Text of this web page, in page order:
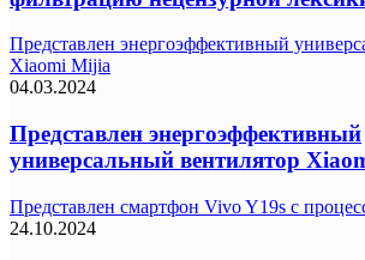
Представлен энергоэффективный
Xiaomi Mijia
04.03.2024
Представлен энергоэффективный
универсальный вентилятор
Представлен смартфон Vivo Y19s с
24.10.2024